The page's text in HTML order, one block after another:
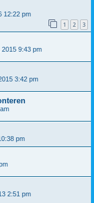
12:22 pm
1 2 3
9:43 pm
3:42 pm
pm
2:51 pm